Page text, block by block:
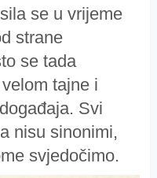
se u vrijeme
strane
se tada
tajne i
Svi
nisu sinonimi,
svjedočimo.